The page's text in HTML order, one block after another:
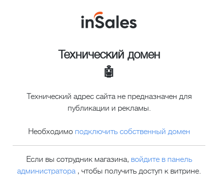
Технический домен
🤖
Технический адрес сайта не предназначен для
публикации и рекламы.
Необходимо подключить собственный домен
Если вы сотрудник магазина, войдите в панель
администратора, чтобы получить доступ к витрине.